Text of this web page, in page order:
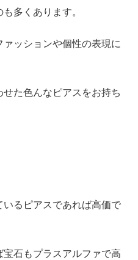
多くあります。
ッションや個性の表現に
た色んなピアスをお持ち
るピアスであれば高価で
石もプラスアルファで高